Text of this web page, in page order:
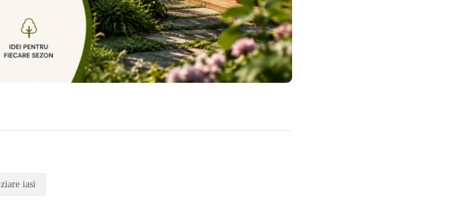
ziare iasi